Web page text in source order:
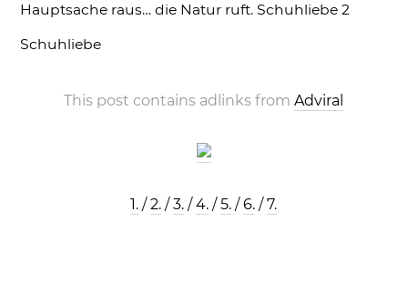
Hauptsache raus… die Natur ruft. Schuhliebe 2
Schuhliebe
This post contains adlinks fromAdviral
1. /2. /3. /4. /5. /6. /7.